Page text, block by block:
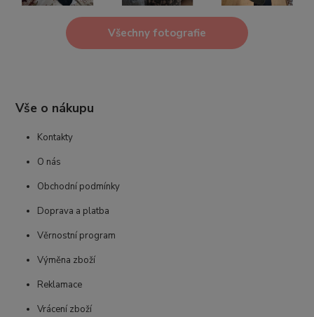
Všechny fotografie
Vše o nákupu
Kontakty
O nás
Obchodní podmínky
Doprava a platba
Věrnostní program
Výměna zboží
Reklamace
Vrácení zboží